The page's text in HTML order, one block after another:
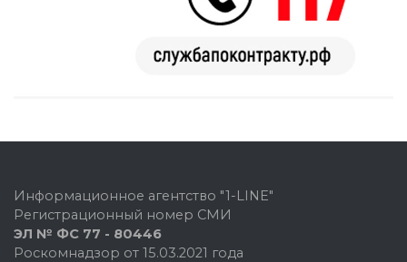
Информационное агентство "1-LINE"
Регистрационный номер СМИ
ЭЛ № ФС 77 - 80446
Роскомнадзор от 15.03.2021 года